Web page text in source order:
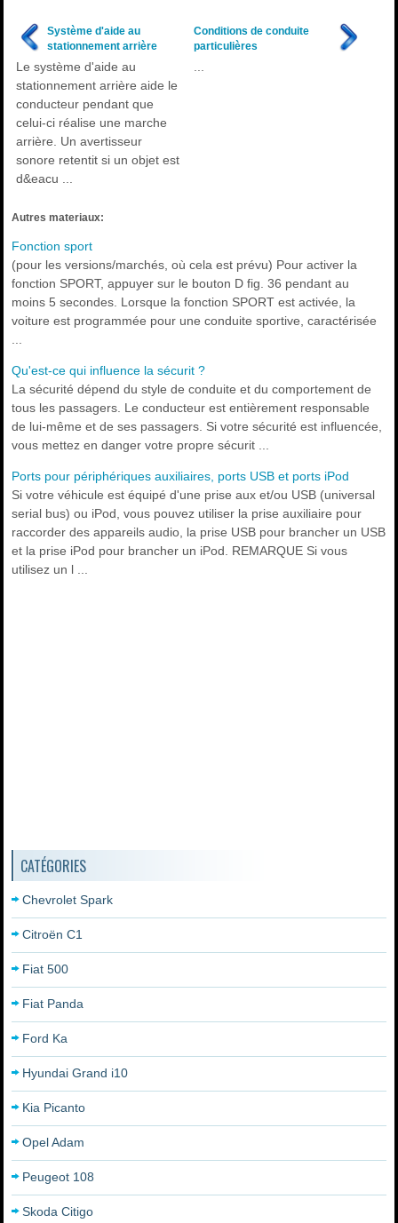
Système d'aide au
stationnement arrière
Le système d'aide au
stationnement arrière aide le
conducteur pendant que
celui-ci réalise une marche
arrière. Un avertisseur
sonore retentit si un objet est
d&eacu ...
Conditions de conduite
particulières
Autres materiaux:
Fonction sport
(pour les versions/marchés, où cela est prévu) Pour activer la
fonction SPORT, appuyer sur le bouton D fig. 36 pendant au
moins 5 secondes. Lorsque la fonction SPORT est activée, la
voiture est programmée pour une conduite sportive, caractérisée
Qu'est-ce qui influence la sécurit ?
La sécurité dépend du style de conduite et du comportement de
tous les passagers. Le conducteur est entièrement responsable
de lui-même et de ses passagers. Si votre sécurité est influencée,
vous mettez en danger votre propre sécurit ...
Ports pour périphériques auxiliaires, ports USB et ports iPod
Si votre véhicule est équipé d'une prise aux et/ou USB (universal
serial bus) ou iPod, vous pouvez utiliser la prise auxiliaire pour
raccorder des appareils audio, la prise USB pour brancher un USB
et la prise iPod pour brancher un iPod. REMARQUE Si vous
utilisez un l ...
CATÉGORIES
Chevrolet Spark
Citroën C1
Fiat 500
Fiat Panda
Ford Ka
Hyundai Grand i10
Kia Picanto
Opel Adam
Peugeot 108
Skoda Citigo